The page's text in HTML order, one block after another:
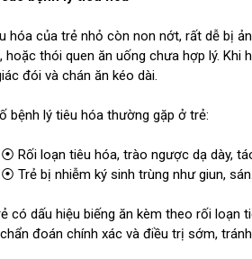
hóa của trẻ nhỏ còn non nớt, rất dễ bị
hoặc thói quen ăn uống chưa hợp lý.
đói và chán ăn kéo dài.
bệnh lý tiêu hóa thường gặp ở trẻ:
⦿ Rối loạn tiêu hóa, trào ngược dạ dày,
⦿ Trẻ bị nhiễm ký sinh trùng như giun,
có dấu hiệu biếng ăn kèm theo rối loạn
đoán chính xác và điều trị sớm,